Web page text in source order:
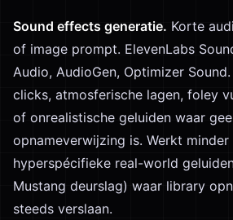
Sound effects generatie. Korte
of image prompt. ElevenLabs
Audio, AudioGen, Optimizer
clicks, atmosferische lagen, foley
of onrealistische geluiden waar
opnameverwijzing is. Werkt
hyperspécifieke real-world
Mustang deurslag) waar library
steeds verslaan.